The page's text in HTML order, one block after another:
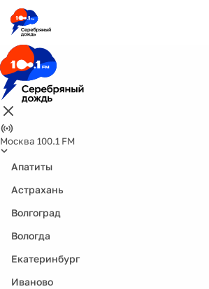
Москва 100.1 FM
Апатиты
Астрахань
Волгоград
Вологда
Екатеринбург
Иваново